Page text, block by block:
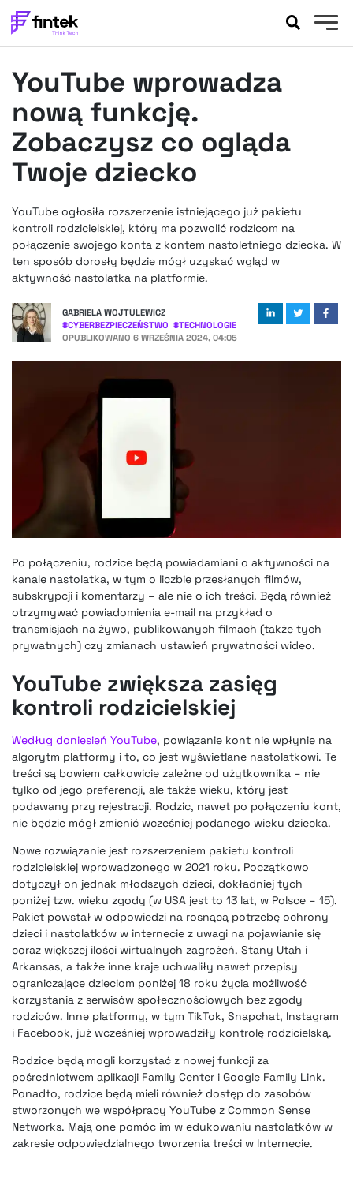
BANKOWOŚĆ
FELIETONY
WYWIADY
LEGAL
FINTEKEXTRA
OKIEM EKSPERTA
YouTube wprowadza
nową funkcję.
Zobaczysz co ogląda
Twoje dziecko
YouTube ogłosiła rozszerzenie istniejącego już pakietu
kontroli rodzicielskiej, który ma pozwolić rodzicom na
połączenie swojego konta z kontem nastoletniego dziecka. W
ten sposób dorosły będzie mógł uzyskać wgląd w
aktywność nastolatka na platformie.
GABRIELA WOJTULEWICZ
#CYBERBEZPIECZEŃSTWO #TECHNOLOGIE
OPUBLIKOWANO 6 WRZEŚNIA 2024, 04:05
Po połączeniu, rodzice będą powiadamiani o aktywności na
kanale nastolatka, w tym o liczbie przesłanych filmów,
subskrypcji i komentarzy – ale nie o ich treści. Będą również
otrzymywać powiadomienia e-mail na przykład o
transmisjach na żywo, publikowanych filmach (także tych
prywatnych) czy zmianach ustawień prywatności wideo.
YouTube zwiększa zasięg
kontroli rodzicielskiej
Według doniesień YouTube, powiązanie kont nie wpłynie na
algorytm platformy i to, co jest wyświetlane nastolatkowi. Te
treści są bowiem całkowicie zależne od użytkownika – nie
tylko od jego preferencji, ale także wieku, który jest
podawany przy rejestracji. Rodzic, nawet po połączeniu kont,
nie będzie mógł zmienić wcześniej podanego wieku dziecka.
Nowe rozwiązanie jest rozszerzeniem pakietu kontroli
rodzicielskiej wprowadzonego w 2021 roku. Początkowo
dotyczył on jednak młodszych dzieci, dokładniej tych
poniżej tzw. wieku zgody (w USA jest to 13 lat, w Polsce – 15).
Pakiet powstał w odpowiedzi na rosnącą potrzebę ochrony
dzieci i nastolatków w internecie z uwagi na pojawianie się
coraz większej ilości wirtualnych zagrożeń. Stany Utah i
Arkansas, a także inne kraje uchwaliły nawet przepisy
ograniczające dzieciom poniżej 18 roku życia możliwość
korzystania z serwisów społecznościowych bez zgody
rodziców. Inne platformy, w tym TikTok, Snapchat, Instagram
i Facebook, już wcześniej wprowadziły kontrolę rodzicielską.
Rodzice będą mogli korzystać z nowej funkcji za
pośrednictwem aplikacji Family Center i Google Family Link.
Ponadto, rodzice będą mieli również dostęp do zasobów
stworzonych we współpracy YouTube z Common Sense
Networks. Mają one pomóc im w edukowaniu nastolatków w
zakresie odpowiedzialnego tworzenia treści w Internecie.